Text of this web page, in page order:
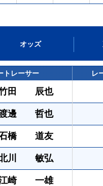
オッズ
トレーサー レ
田 辰也
邊 哲也
橋 道友
川 敏弘
崎 一雄